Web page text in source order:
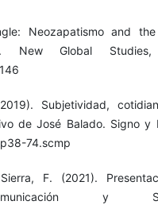
Neozapatismo and
New Global
Subjetividad,
de José Balado. Signo y
74.scmp
F. (2021).
y